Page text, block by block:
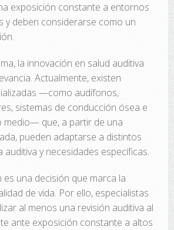
exposición constante a entornos
y deben considerarse como un
la innovación en salud auditiva
Actualmente, existen
—como audífonos,
sistemas de conducción ósea e
medio— que, a partir de una
pueden adaptarse a distintos
auditiva y necesidades específicas.
es una decisión que marca la
de vida. Por ello, especialistas
al menos una revisión auditiva al
ante exposición constante a altos